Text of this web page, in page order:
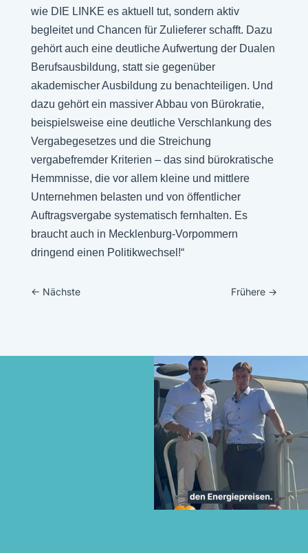
wie DIE LINKE es aktuell tut, sondern aktiv
begleitet und Chancen für Zulieferer schafft. Dazu
gehört auch eine deutliche Aufwertung der Dualen
Berufsausbildung, statt sie gegenüber
akademischer Ausbildung zu benachteiligen. Und
dazu gehört ein massiver Abbau von Bürokratie,
beispielsweise eine deutliche Verschlankung des
Vergabegesetzes und die Streichung
vergabefremder Kriterien – das sind bürokratische
Hemmnisse, die vor allem kleine und mittlere
Unternehmen belasten und von öffentlicher
Auftragsvergabe systematisch fernhalten. Es
braucht auch in Mecklenburg-Vorpommern
dringend einen Politikwechsel!“
← Nächste Frühere →